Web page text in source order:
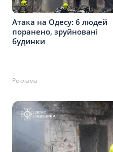
Атака на Одесу: 6 людей
поранено, зруйновані
будинки
Реклама